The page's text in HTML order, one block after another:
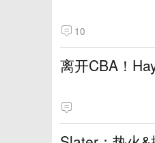
10
离开CBA！